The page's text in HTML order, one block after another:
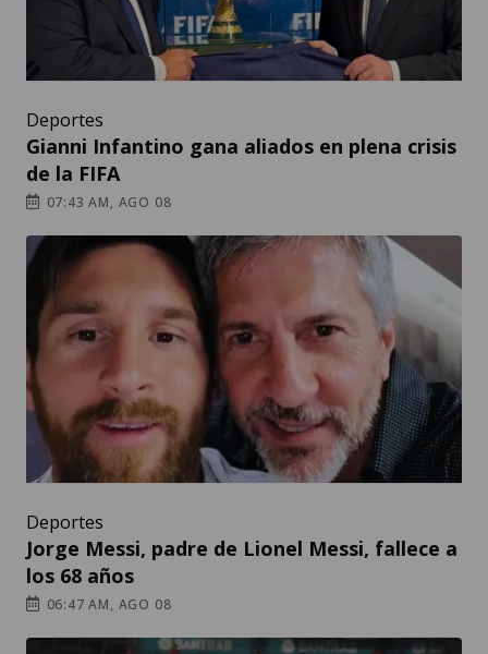
Deportes
Gianni Infantino gana aliados en plena crisis
de la FIFA
07:43 AM, AGO 08
Deportes
Jorge Messi, padre de Lionel Messi, fallece a
los 68 años
06:47 AM, AGO 08